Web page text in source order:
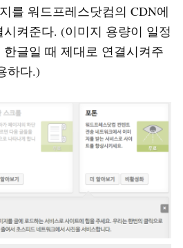
를 워드프레스닷컴의 CDN에
켜준다. (이미지 용량이 일정
글일 때 제대로 연결시켜주
하다.)